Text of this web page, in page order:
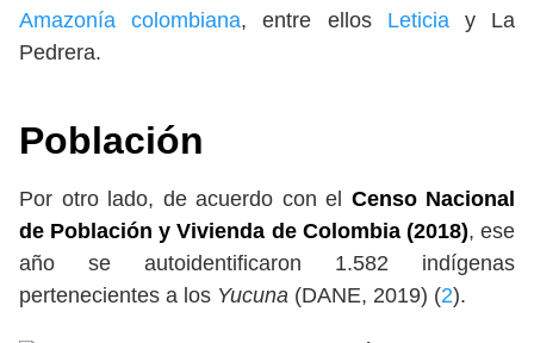
Amazonía colombiana, entre ellos Leticia y La
Pedrera.
Población
Por otro lado, de acuerdo con el Censo Nacional
de Población y Vivienda de Colombia (2018), ese
año se autoidentificaron 1.582 indígenas
pertenecientes a los Yucuna (DANE, 2019) (2).